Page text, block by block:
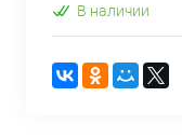
В наличии